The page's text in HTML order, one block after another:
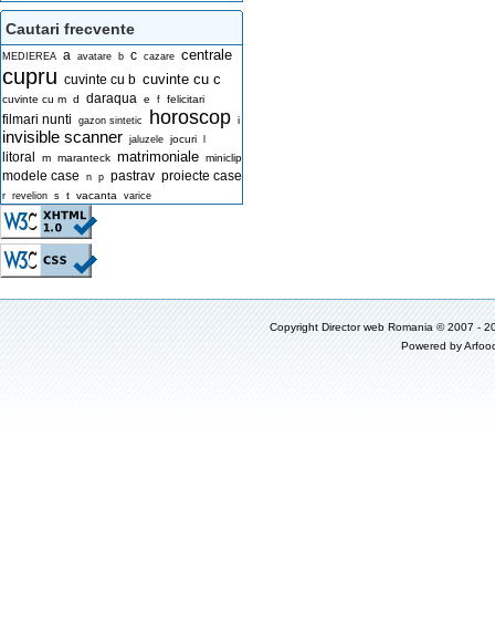
Cautari frecvente
MEDIEREA a avatare b c cazare centrale
cupru cuvinte cu b cuvinte cu c
cuvinte cu m d daraqua e f felicitari
filmari nunti gazon sintetic horoscop i
invisible scanner jaluzele jocuri
litoral m maranteck matrimoniale miniclip
modele case n p pastrav proiecte case
r revelion s t vacanta varice
CopyrightDirector web Romania © 2007 -
Powered by